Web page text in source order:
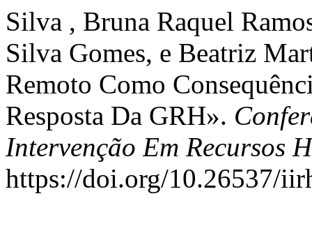
Silva , Bruna Raquel
Silva Gomes, e Beatriz
Remoto Como
Resposta Da GRH».
Intervenção Em Recursos
https://doi.org/10.26537/